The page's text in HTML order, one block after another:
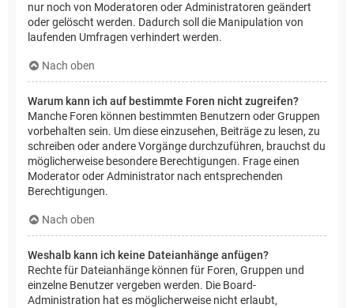
nur noch von Moderatoren oder Administratoren geändert
oder gelöscht werden. Dadurch soll die Manipulation von
laufenden Umfragen verhindert werden.
Nach oben
Warum kann ich auf bestimmte Foren nicht zugreifen?
Manche Foren können bestimmten Benutzern oder Gruppen
vorbehalten sein. Um diese einzusehen, Beiträge zu lesen, zu
schreiben oder andere Vorgänge durchzuführen, brauchst du
möglicherweise besondere Berechtigungen. Frage einen
Moderator oder Administrator nach entsprechenden
Berechtigungen.
Nach oben
Weshalb kann ich keine Dateianhänge anfügen?
Rechte für Dateianhänge können für Foren, Gruppen und
einzelne Benutzer vergeben werden. Die Board-
Administration hat es möglicherweise nicht erlaubt,